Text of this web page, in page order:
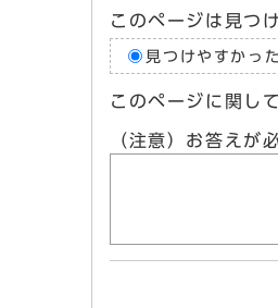
このページは見つ
見つけやすかった
このページに関し
（注意）お答えが